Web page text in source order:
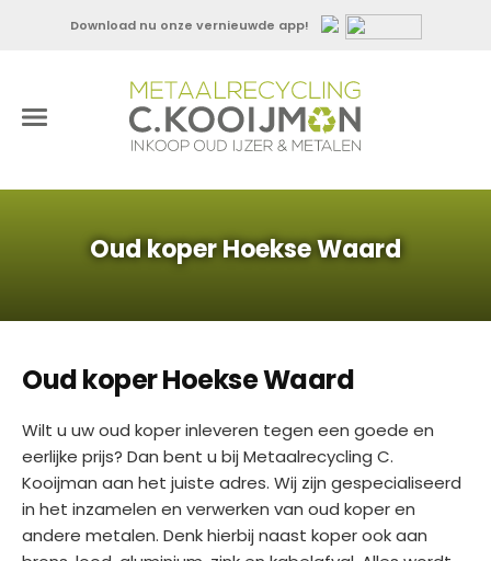
Download nu onze vernieuwde app!
Oud koper Hoekse Waard
Oud koper Hoekse Waard
Wilt u uw oud koper inleveren tegen een goede en
eerlijke prijs? Dan bent u bij Metaalrecycling C.
Kooijman aan het juiste adres. Wij zijn gespecialiseerd
in het inzamelen en verwerken van oud koper en
andere metalen. Denk hierbij naast koper ook aan